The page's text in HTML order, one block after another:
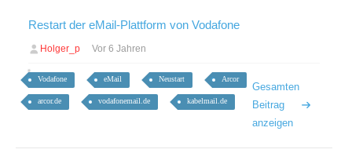
Restart der eMail-Plattform von Vodafone
Holger_p Vor 6 Jahren
Vodafone eMail Neustart Arcor
arcor.de vodafonemail.de kabelmail.de
Gesamten
Beitrag
anzeigen